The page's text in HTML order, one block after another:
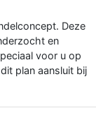
Deze
en
voor u op
plan aansluit bij